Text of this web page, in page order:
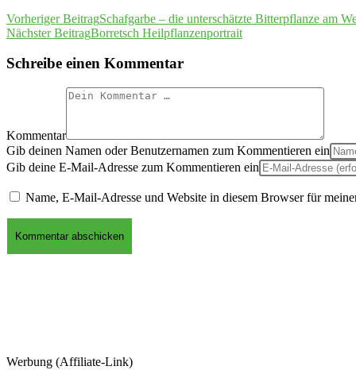
Vorheriger BeitragSchafgarbe – die unterschätzte Bitterpflanze am
Nächster BeitragBorretsch Heilpflanzenportrait
Schreibe einen Kommentar
Kommentar
Gib deinen Namen oder Benutzernamen zum Kommentieren ein
Gib deine E-Mail-Adresse zum Kommentieren ein
Name, E-Mail-Adresse und Website in diesem Browser für
Werbung (Affiliate-Link)